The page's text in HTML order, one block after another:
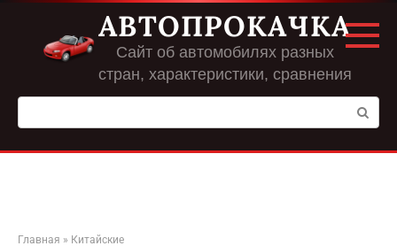
Перейти
контенту
АВТОПРОКАЧКА
Сайт об автомобилях разных
стран, характеристики, сравнения
Поиск:
Главная » Китайские